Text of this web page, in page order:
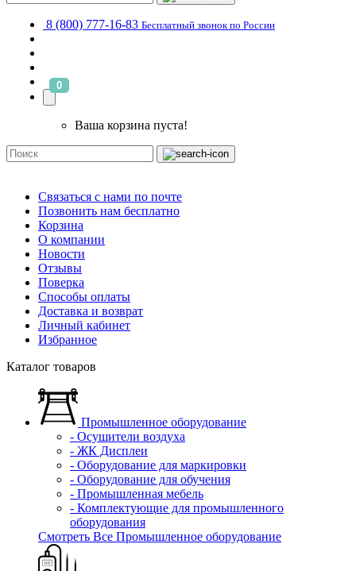
8 (800) 777-16-83 Бесплатный звонок по России
0
Ваша корзина пуста!
Связаться с нами по почте
Позвонить нам бесплатно
Корзина
О компании
Новости
Отзывы
Поверка
Способы оплаты
Доставка и возврат
Личный кабинет
Избранное
Каталог товаров
Промышленное оборудование
- Осушители воздуха
- ЖК Дисплеи
- Оборудование для маркировки
- Оборудование для обучения
- Промышленная мебель
- Комплектующие для промышленного
оборудования
Смотреть Все Промышленное оборудование